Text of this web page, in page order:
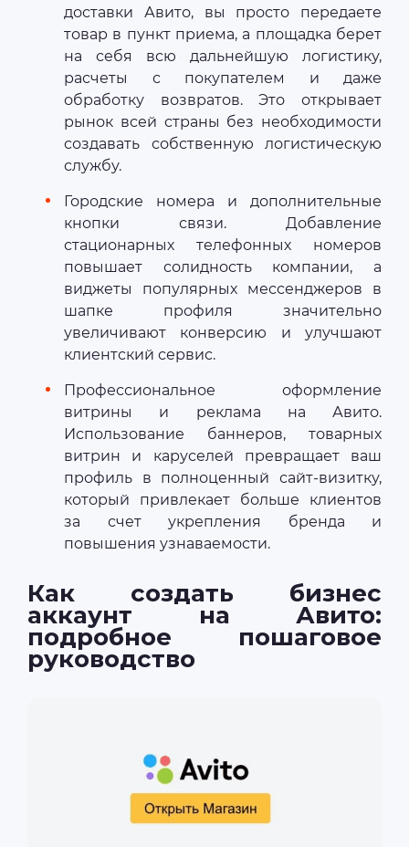
доставки Авито, вы просто передаете
товар в пункт приема, а площадка берет
на себя всю дальнейшую логистику,
расчеты с покупателем и даже
обработку возвратов. Это открывает
рынок всей страны без необходимости
создавать собственную логистическую
службу.
Городские номера и дополнительные
кнопки связи. Добавление
стационарных телефонных номеров
повышает солидность компании, а
виджеты популярных мессенджеров в
шапке профиля значительно
увеличивают конверсию и улучшают
клиентский сервис.
Профессиональное оформление
витрины и реклама на Авито.
Использование баннеров, товарных
витрин и каруселей превращает ваш
профиль в полноценный сайт-визитку,
который привлекает больше клиентов
за счет укрепления бренда и
повышения узнаваемости.
Как создать бизнес
аккаунт на Авито:
подробное пошаговое
руководство